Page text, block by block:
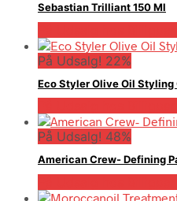
Sebastian Trilliant 150 Ml
På Udsalg! 22%
Eco Styler Olive Oil Styling
På Udsalg! 48%
American Crew- Defining